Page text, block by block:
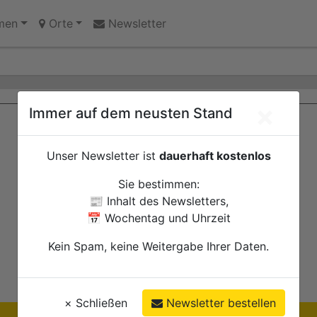
Orte Newsletter
oder Abriss?
gefunden
Ihre Anzeige hier?
Immer auf dem neusten Stand
Unser Newsletter ist dauerhaft kostenlos
Sie bestimmen:
📰 Inhalt des Newsletters,
📅 Wochentag und Uhrzeit
Kein Spam, keine Weitergabe Ihrer Daten.
× Schließen Newsletter bestellen